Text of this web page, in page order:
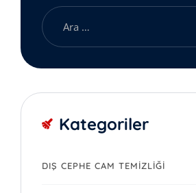
Kategoriler
DIŞ CEPHE CAM TEMIZLIĞI